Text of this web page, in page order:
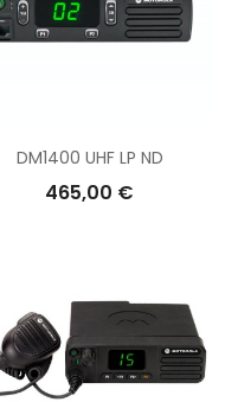
DM1400 UHF LP ND
465,00 €